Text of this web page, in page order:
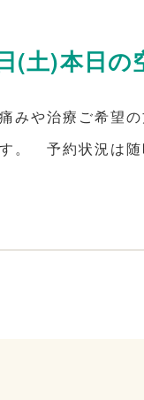
(土)本日
や治療ご希望
。 予約状況は